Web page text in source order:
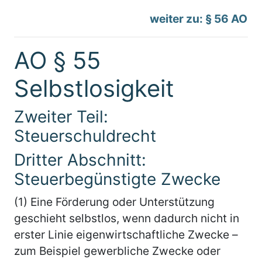
weiter zu: § 56 AO
AO § 55
Selbstlosigkeit
Zweiter Teil:
Steuerschuldrecht
Dritter Abschnitt:
Steuerbegünstigte Zwecke
(1) Eine Förderung oder Unterstützung
geschieht selbstlos, wenn dadurch nicht in
erster Linie eigenwirtschaftliche Zwecke –
zum Beispiel gewerbliche Zwecke oder